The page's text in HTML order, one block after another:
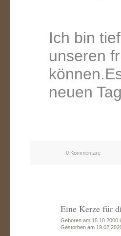
Ich bin
unseren
neuen
0 Kommentare
Eine Kerze für
Geboren am 15.10.2000
Gestorben am